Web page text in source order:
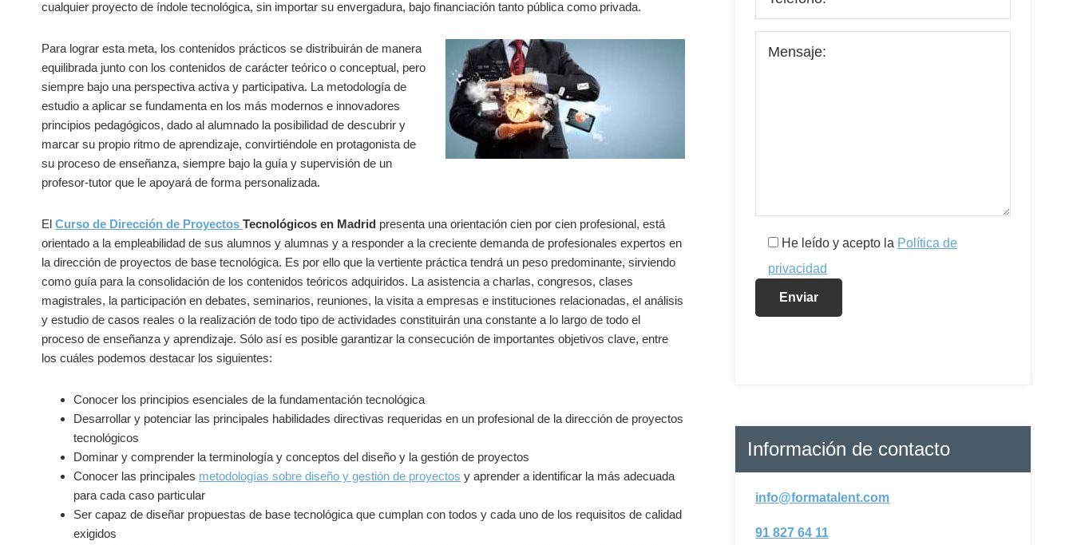
cualquier proyecto de índole tecnológica, sin importar su envergadura, bajo financiación tanto pública como privada.
Para lograr esta meta, los contenidos prácticos se distribuirán de manera
equilibrada junto con los contenidos de carácter teórico o conceptual, pero
siempre bajo una perspectiva activa y participativa. La metodología de
estudio a aplicar se fundamenta en los más modernos e innovadores
principios pedagógicos, dado al alumnado la posibilidad de descubrir y
marcar su propio ritmo de aprendizaje, convirtiéndole en protagonista de
su proceso de enseñanza, siempre bajo la guía y supervisión de un
profesor-tutor que le apoyará de forma personalizada.
El Curso de Dirección de Proyectos Tecnológicos en Madrid presenta una orientación cien por cien profesional, está
orientado a la empleabilidad de sus alumnos y alumnas y a responder a la creciente demanda de profesionales expertos en
la dirección de proyectos de base tecnológica. Es por ello que la vertiente práctica tendrá un peso predominante, sirviendo
como guía para la consolidación de los contenidos teóricos adquiridos. La asistencia a charlas, congresos, clases
magistrales, la participación en debates, seminarios, reuniones, la visita a empresas e instituciones relacionadas, el análisis
y estudio de casos reales o la realización de todo tipo de actividades constituirán una constante a lo largo de todo el
proceso de enseñanza y aprendizaje. Sólo así es posible garantizar la consecución de importantes objetivos clave, entre
los cuáles podemos destacar los siguientes:
Conocer los principios esenciales de la fundamentación tecnológica
Desarrollar y potenciar las principales habilidades directivas requeridas en un profesional de la dirección de proyectos
tecnológicos
Dominar y comprender la terminología y conceptos del diseño y la gestión de proyectos
Conocer las principales metodologías sobre diseño y gestión de proyectos y aprender a identificar la más adecuada
para cada caso particular
Ser capaz de diseñar propuestas de base tecnológica que cumplan con todos y cada uno de los requisitos de calidad
exigidos
He leído y acepto la Política de
privacidad
Información de contacto
info@formatalent.com
91 827 64 11